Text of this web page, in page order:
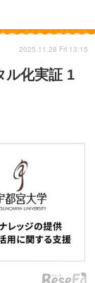
ル化実証 1
2025.11.28 Fri 13:15